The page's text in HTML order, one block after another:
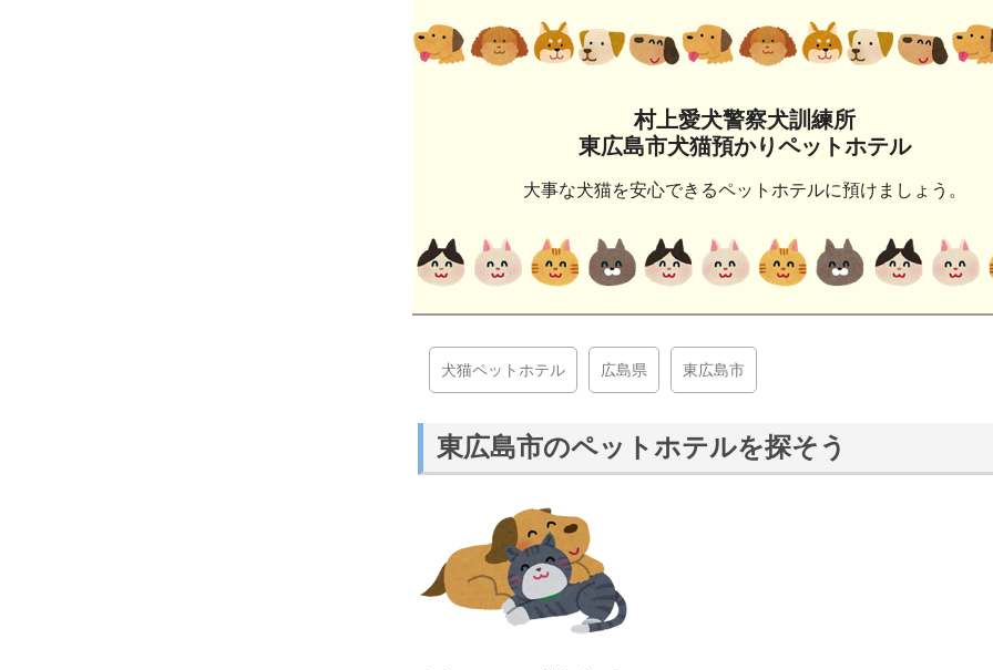
村上愛犬警察犬訓練所
東広島市犬猫預かりペットホテル
大事な犬猫を安心できるペットホテルに預けましょう。
犬猫ペットホテル 広島県 東広島市
東広島市のペットホテルを探そう